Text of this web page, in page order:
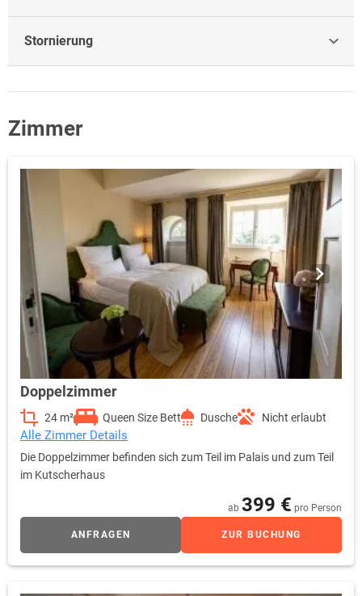
Stornierung
Zimmer
Doppelzimmer
24 m² Queen Size Bett Dusche Nicht erlaubt
Alle Zimmer Details
Die Doppelzimmer befinden sich zum Teil im Palais und zum Teil
im Kutscherhaus
ab 399 € pro Person
ANFRAGEN ZUR BUCHUNG